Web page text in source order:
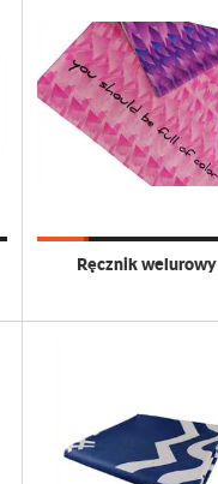
Ręcznik welurowy